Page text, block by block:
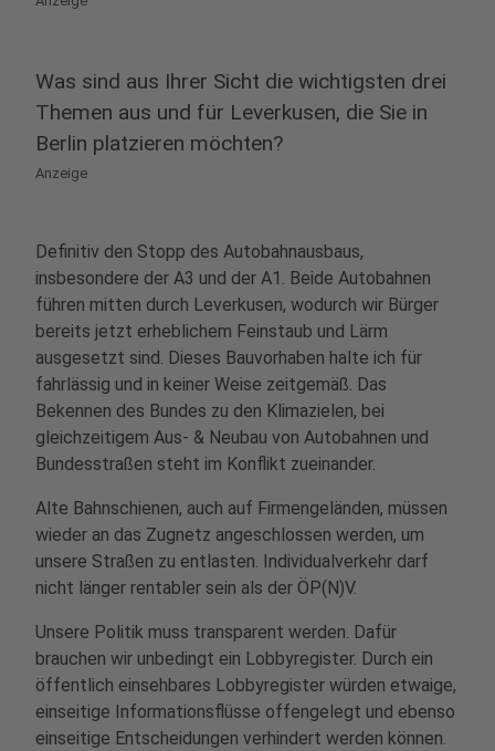
Was sind aus Ihrer Sicht die wichtigsten drei
Themen aus und für Leverkusen, die Sie in
Berlin platzieren möchten?
Anzeige
Definitiv den Stopp des Autobahnausbaus,
insbesondere der A3 und der A1. Beide Autobahnen
führen mitten durch Leverkusen, wodurch wir Bürger
bereits jetzt erheblichem Feinstaub und Lärm
ausgesetzt sind. Dieses Bauvorhaben halte ich für
fahrlässig und in keiner Weise zeitgemäß. Das
Bekennen des Bundes zu den Klimazielen, bei
gleichzeitigem Aus- & Neubau von Autobahnen und
Bundesstraßen steht im Konflikt zueinander.
Alte Bahnschienen, auch auf Firmengeländen, müssen
wieder an das Zugnetz angeschlossen werden, um
unsere Straßen zu entlasten. Individualverkehr darf
nicht länger rentabler sein als der ÖP(N)V.
Unsere Politik muss transparent werden. Dafür
brauchen wir unbedingt ein Lobbyregister. Durch ein
öffentlich einsehbares Lobbyregister würden etwaige,
einseitige Informationsflüsse offengelegt und ebenso
einseitige Entscheidungen verhindert werden können.